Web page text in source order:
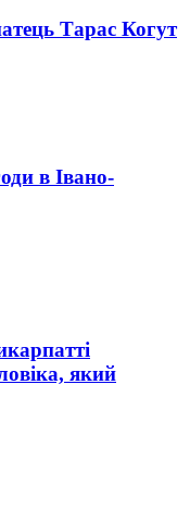
Тарас Когут
в Івано-
який